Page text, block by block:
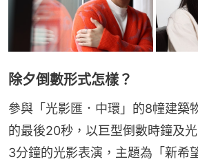
除夕倒數形式怎樣？
參與「光影匯．中環」的8幢建築
的最後20秒，以巨型倒數時鐘及
3分鐘的光影表演，主題為「新希